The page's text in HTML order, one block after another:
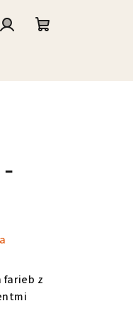
košík
farieb z